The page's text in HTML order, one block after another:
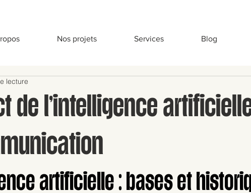
Nos projets Services Blog
de l’intelligence
lecture
artificielle : bases et